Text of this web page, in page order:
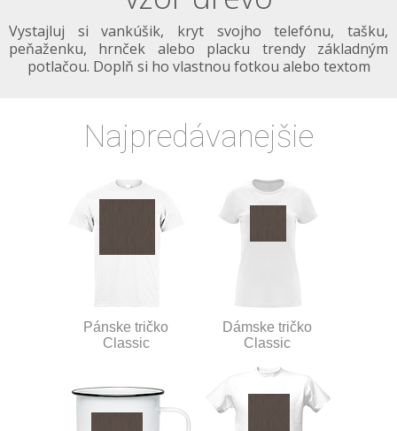
Vystajluj si vankúšik, kryt svojho telefónu, tašku,
peňaženku, hrnček alebo placku trendy základným
potlačou. Doplň si ho vlastnou fotkou alebo textom
Najpredávanejšie
Pánske tričko
Classic
Dámske tričko
Classic